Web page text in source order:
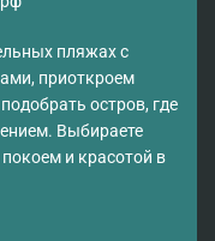
пляжах с
приоткроем
остров, где
Выбираете
и красотой в